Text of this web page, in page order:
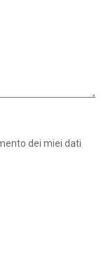
dei miei dati